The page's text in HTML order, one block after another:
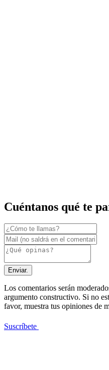
Cuéntanos qué te
Enviar.
Los comentarios serán
argumento constructivo. Si no
favor, muestra tus opiniones de
Suscríbete